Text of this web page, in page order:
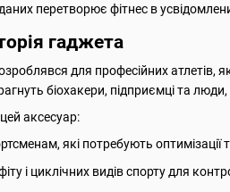
даних перетворює фітнес в
гаджета
для професійних
біохакери, підприємці та люди,
аксесуар:
які потребують оптимізації
і циклічних видів спорту для